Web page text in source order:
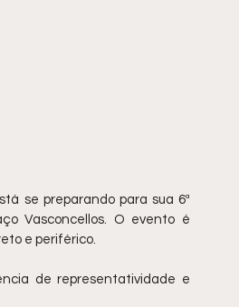
se preparando para sua 6ª
Vasconcellos. O evento é
e periférico.
de representatividade e